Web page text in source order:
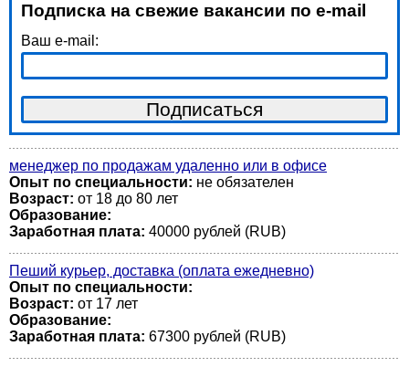
Подписка на свежие вакансии по e-mail
Ваш e-mail:
менеджер по продажам удаленно или в офисе
Опыт по специальности: не обязателен
Возраст: от 18 до 80 лет
Образование:
Заработная плата: 40000 рублей (RUB)
Пеший курьер, доставка (оплата ежедневно)
Опыт по специальности:
Возраст: от 17 лет
Образование:
Заработная плата: 67300 рублей (RUB)